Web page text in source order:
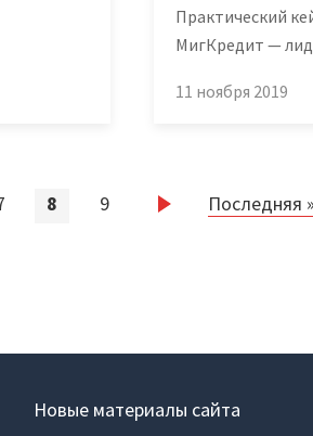
Практический
МигКредит —
11 ноября 2019
8 9 Последняя »
Новые материалы сайта